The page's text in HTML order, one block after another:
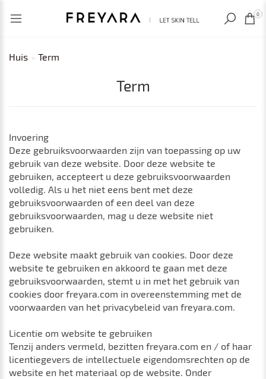
RECENT BEKEKEN 0
Huis Term
Term
Invoering
Deze gebruiksvoorwaarden zijn van toepassing op uw
gebruik van deze website. Door deze website te
gebruiken, accepteert u deze gebruiksvoorwaarden
volledig. Als u het niet eens bent met deze
gebruiksvoorwaarden of een deel van deze
gebruiksvoorwaarden, mag u deze website niet
gebruiken.
Deze website maakt gebruik van cookies. Door deze
website te gebruiken en akkoord te gaan met deze
gebruiksvoorwaarden, stemt u in met het gebruik van
cookies door freyara.com in overeenstemming met de
voorwaarden van het privacybeleid van freyara.com.
Licentie om website te gebruiken
Tenzij anders vermeld, bezitten freyara.com en / of haar
licentiegevers de intellectuele eigendomsrechten op de
website en het materiaal op de website. Onder